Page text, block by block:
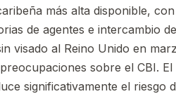
más alta disponible,
de agentes e intercambio
visado al Reino Unido en
sobre el CBI.
significativamente el riesgo